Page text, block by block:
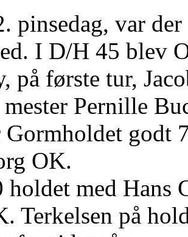
pinsedag, var
I D/H 45 blev
på første tur,
mester Pernille
godt
OK.
holdet med Hans
Terkelsen på